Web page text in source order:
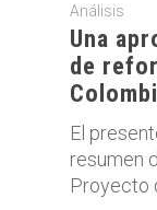
Análisis
Una
de
El
resumen
Proyecto